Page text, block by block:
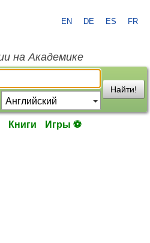
EN DE ES FR
на Академике
Найти!
Книги Игры ⚽